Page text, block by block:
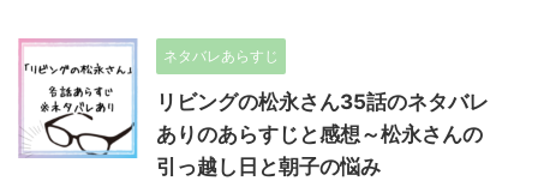
ネタバレあらすじ
リビングの松永さん35話のネタバレ
ありのあらすじと感想～松永さんの
引っ越し日と朝子の悩み